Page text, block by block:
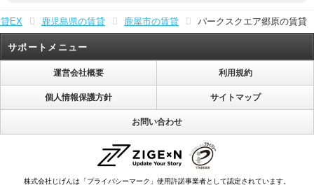
EX 鹿児島県の賃貸 鹿屋市の賃貸 パークスクエア郷原の賃貸
サポートメニュー
運営会社概要 利用規約
個人情報保護方針 サイトマップ
お問い合わせ
株式会社じげんは「プライバシーマーク」使用許諾事業者として認定されています。